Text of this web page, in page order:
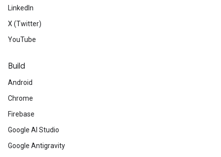
LinkedIn
X (Twitter)
YouTube
Build
Android
Chrome
Firebase
Google AI Studio
Google Antigravity